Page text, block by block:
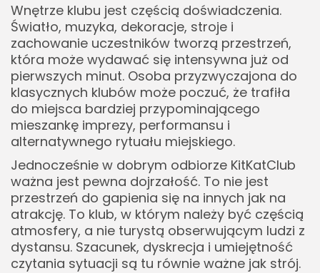
Wnętrze klubu jest częścią doświadczenia.
Światło, muzyka, dekoracje, stroje i
zachowanie uczestników tworzą przestrzeń,
która może wydawać się intensywna już od
pierwszych minut. Osoba przyzwyczajona do
klasycznych klubów może poczuć, że trafiła
do miejsca bardziej przypominającego
mieszankę imprezy, performansu i
alternatywnego rytuału miejskiego.
Jednocześnie w dobrym odbiorze KitKatClub
ważna jest pewna dojrzałość. To nie jest
przestrzeń do gapienia się na innych jak na
atrakcję. To klub, w którym należy być częścią
atmosfery, a nie turystą obserwującym ludzi z
dystansu. Szacunek, dyskrecja i umiejętność
czytania sytuacji są tu równie ważne jak strój.